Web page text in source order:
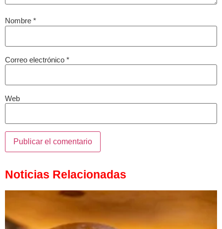
Nombre *
Correo electrónico *
Web
Noticias Relacionadas